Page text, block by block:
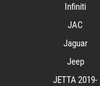
Infiniti
JAC
Jaguar
Jeep
JETTA 2019-